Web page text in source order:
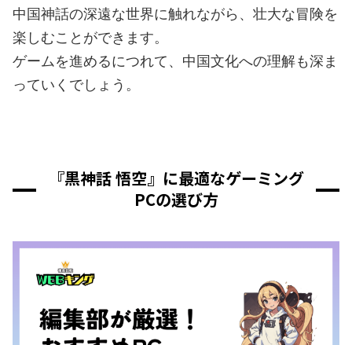
中国神話の深遠な世界に触れながら、壮大な冒険を
楽しむことができます。
ゲームを進めるにつれて、中国文化への理解も深ま
っていくでしょう。
『黒神話 悟空』に最適なゲーミング
PCの選び方